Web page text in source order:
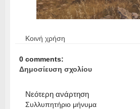
Κοινή χρήση
0 comments:
Δημοσίευση σχολίου
Νεότερη ανάρτηση
Συλλυπητήριο μήνυμα